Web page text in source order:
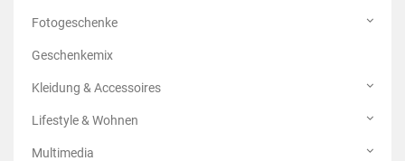
Fotogeschenke
Geschenkemix
Kleidung & Accessoires
Lifestyle & Wohnen
Multimedia